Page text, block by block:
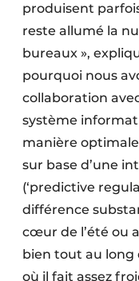
produisent
reste allumé la
bureaux »,
pourquoi nous
collaboration
système
manière
sur base d’une
(‘predictive
différence
cœur de l’été ou
bien tout au long
où il fait assez